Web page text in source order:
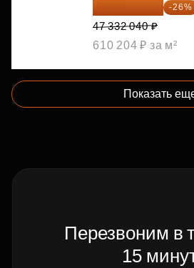
35 025 710 ₽ -26%
47 332 040 ₽
610 204 ₽ за м²
Показать
Перезвоним в
15